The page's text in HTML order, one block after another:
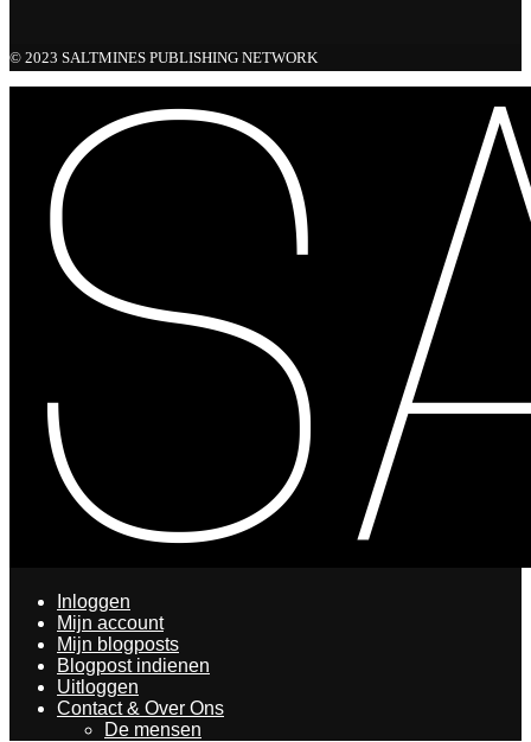
© 2023 SALTMINES PUBLISHING NETWORK
Inloggen
Mijn account
Mijn blogposts
Blogpost indienen
Uitloggen
Contact & Over Ons
De mensen